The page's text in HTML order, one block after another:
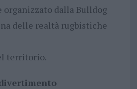
organizzato dalla Bulldog
delle realtà rugbistiche
territorio.